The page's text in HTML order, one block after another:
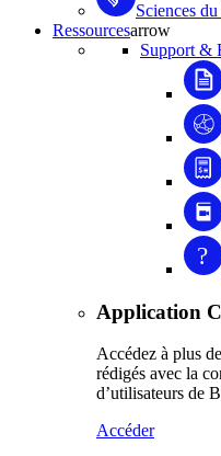
Sciences
Ressourcesarrow
Support &
Application
Accédez à plus
rédigés avec la
d’utilisateurs de
Accéder